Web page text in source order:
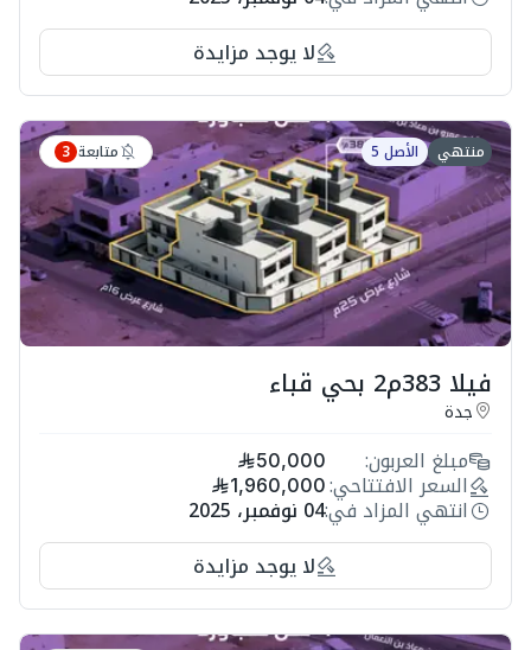
لا يوجد مزايدة
منتهي الأصل 5 متابعة 3
فيلا 383م2 بحي قباء
جدة
مبلغ العربون: 50,000
السعر الافتتاحي: 1,960,000
انتهي المزاد في:04 نوفمبر، 2025
لا يوجد مزايدة